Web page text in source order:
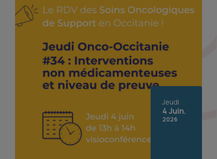
Jeudi
4 Juin.
2026